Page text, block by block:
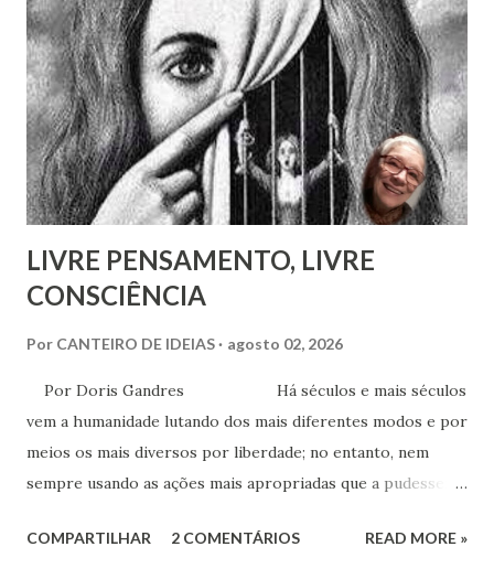
psíquica. Em nenhum momento, porém, recomenda sua
adoção como prática institucional do Espiritismo. Há
profunda diferença entre reconhecer a existência de um
recurso terapêutico e convertê-lo em atividade da Casa
Espírita.
LIVRE PENSAMENTO, LIVRE
CONSCIÊNCIA
Por CANTEIRO DE IDEIAS agosto 02, 2026
Por Doris Gandres Há séculos e mais séculos
vem a humanidade lutando dos mais diferentes modos e por
meios os mais diversos por liberdade; no entanto, nem
sempre usando as ações mais apropriadas que a pudessem
aspecto material, terreno... Mesmo civilizações,
COMPARTILHAR 2 COMENTÁRIOS READ MORE »